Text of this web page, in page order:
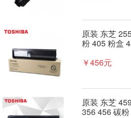
原装 东芝
粉 405 粉盒
￥456元
原装 东芝
356 456 碳